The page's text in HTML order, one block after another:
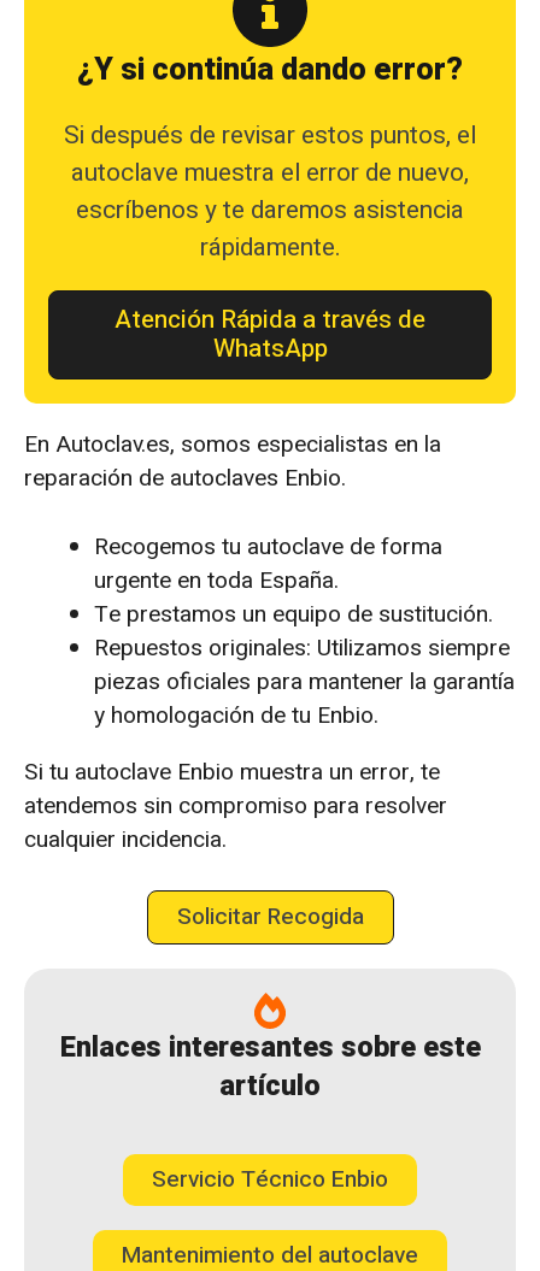
¿Y si continúa dando error?
Si después de revisar estos puntos, el
autoclave muestra el error de nuevo,
escríbenos y te daremos asistencia
rápidamente.
Atención Rápida a través de
WhatsApp
En Autoclav.es, somos especialistas en la
reparación de autoclaves Enbio.
Recogemos tu autoclave de forma
urgente en toda España.
Te prestamos un equipo de sustitución.
Repuestos originales: Utilizamos siempre
piezas oficiales para mantener la garantía
y homologación de tu Enbio.
Si tu autoclave Enbio muestra un error, te
atendemos sin compromiso para resolver
cualquier incidencia.
Solicitar Recogida
Enlaces interesantes sobre este
artículo
Servicio Técnico Enbio
Mantenimiento del autoclave